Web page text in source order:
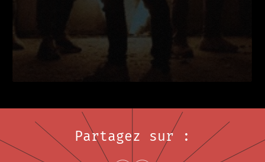
Partagez sur :
Share on FacebookNouvelle fenêtre
Share on LinkedInNouvelle fenêtre